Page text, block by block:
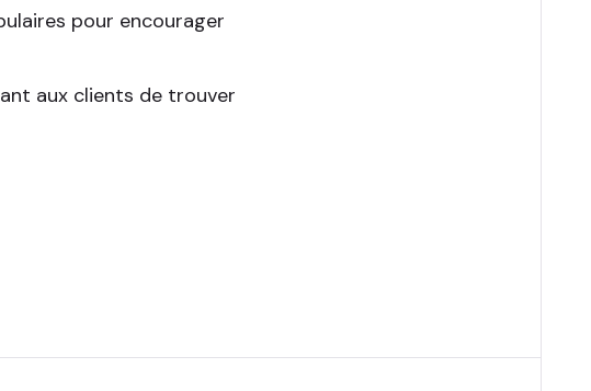
pour encourager
aux clients de trouver